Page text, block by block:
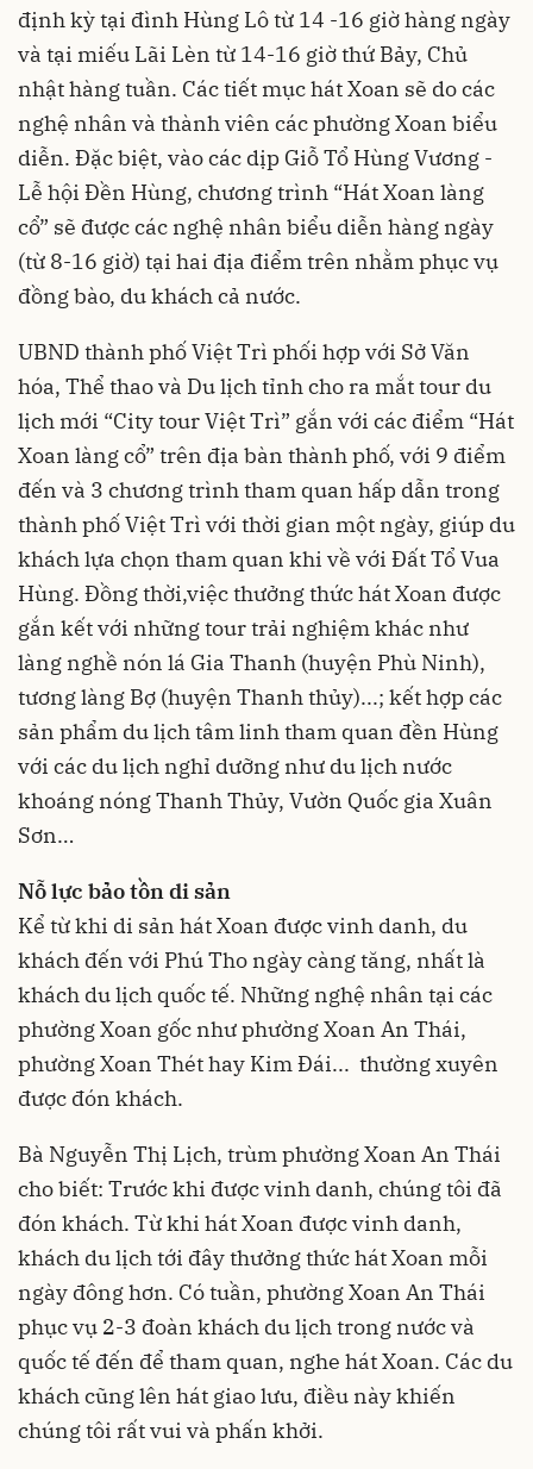
định kỳ tại đình Hùng Lô từ 14 -16 giờ hàng ngày
và tại miếu Lãi Lèn từ 14-16 giờ thứ Bảy, Chủ
nhật hàng tuần. Các tiết mục hát Xoan sẽ do các
nghệ nhân và thành viên các phường Xoan biểu
diễn. Đặc biệt, vào các dịp Giỗ Tổ Hùng Vương -
Lễ hội Đền Hùng, chương trình “Hát Xoan làng
cổ” sẽ được các nghệ nhân biểu diễn hàng ngày
(từ 8-16 giờ) tại hai địa điểm trên nhằm phục vụ
đồng bào, du khách cả nước.
UBND thành phố Việt Trì phối hợp với Sở Văn
hóa, Thể thao và Du lịch tỉnh cho ra mắt tour du
lịch mới “City tour Việt Trì” gắn với các điểm “Hát
Xoan làng cổ” trên địa bàn thành phố, với 9 điểm
đến và 3 chương trình tham quan hấp dẫn trong
thành phố Việt Trì với thời gian một ngày, giúp du
khách lựa chọn tham quan khi về với Đất Tổ Vua
Hùng. Đồng thời,việc thưởng thức hát Xoan được
gắn kết với những tour trải nghiệm khác như
làng nghề nón lá Gia Thanh (huyện Phù Ninh),
tương làng Bợ (huyện Thanh thủy)...; kết hợp các
sản phẩm du lịch tâm linh tham quan đền Hùng
với các du lịch nghỉ dưỡng như du lịch nước
khoáng nóng Thanh Thủy, Vườn Quốc gia Xuân
Sơn…
Nỗ lực bảo tồn di sản
Kể từ khi di sản hát Xoan được vinh danh, du
khách đến với Phú Tho ngày càng tăng, nhất là
khách du lịch quốc tế. Những nghệ nhân tại các
phường Xoan gốc như phường Xoan An Thái,
phường Xoan Thét hay Kim Đái... thường xuyên
được đón khách.
Bà Nguyễn Thị Lịch, trùm phường Xoan An Thái
cho biết: Trước khi được vinh danh, chúng tôi đã
đón khách. Từ khi hát Xoan được vinh danh,
khách du lịch tới đây thưởng thức hát Xoan mỗi
ngày đông hơn. Có tuần, phường Xoan An Thái
phục vụ 2-3 đoàn khách du lịch trong nước và
quốc tế đến để tham quan, nghe hát Xoan. Các du
khách cũng lên hát giao lưu, điều này khiến
chúng tôi rất vui và phấn khởi.